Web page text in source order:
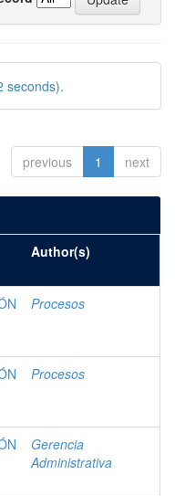
seconds).
previous 1 next
Author(s)
Procesos
Procesos
Gerencia
Administrativa